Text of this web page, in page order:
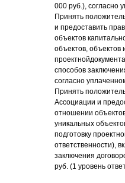
000 руб.), согласно
Принять
и предоставить
объектов
объектов, объектов
способов
согласно
Принять
Ассоциации и
отношении
уникальных
подготовку
ответственности),
заключения
руб. (1 уровень